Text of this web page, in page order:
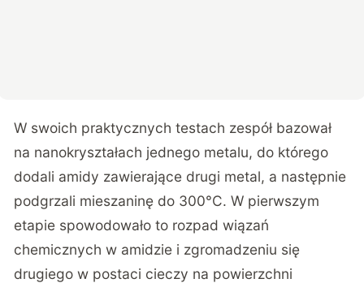
W swoich praktycznych testach zespół bazował
na nanokryształach jednego metalu, do którego
dodali amidy zawierające drugi metal, a następnie
podgrzali mieszaninę do 300°C. W pierwszym
etapie spowodowało to rozpad wiązań
chemicznych w amidzie i zgromadzeniu się
drugiego w postaci cieczy na powierzchni